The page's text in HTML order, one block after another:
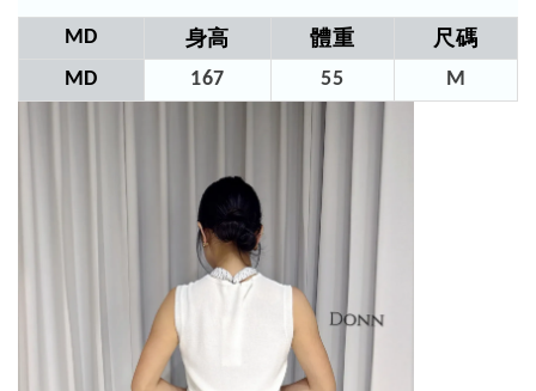
MD 身高 體重 尺碼
MD 167 55 M